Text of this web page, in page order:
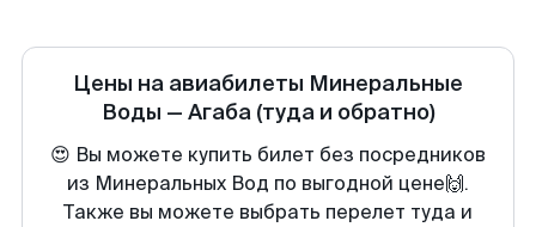
Цены на авиабилеты Минеральные
Воды — Агаба (туда и обратно)
😍 Вы можете купить билет без посредников
из Минеральных Вод по выгодной цене🙌.
Также вы можете выбрать перелет туда и